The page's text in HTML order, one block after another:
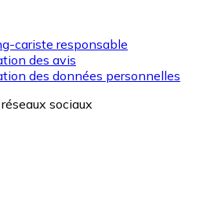
cariste responsable
des avis
des données personnelles
sociaux